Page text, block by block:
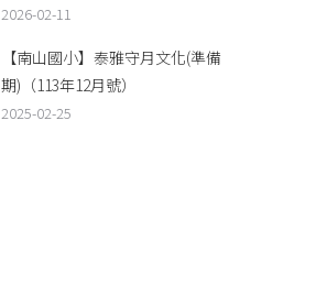
2026-02-11
【南山國小】泰雅守月文化(準備
期)（113年12月號）
2025-02-25